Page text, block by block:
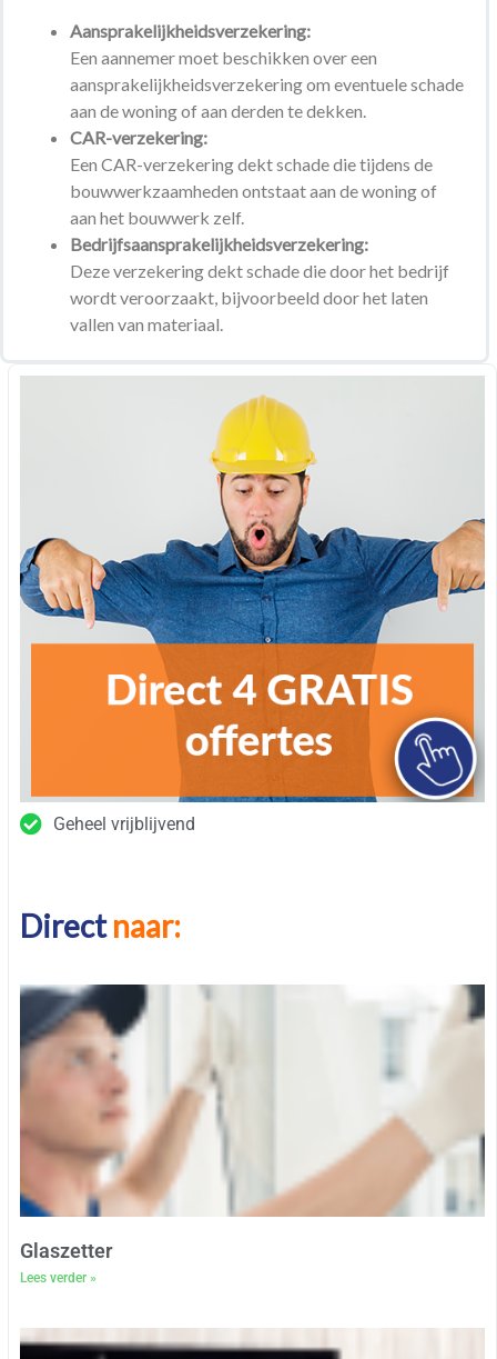
Aansprakelijkheidsverzekering:
Een aannemer moet beschikken over een
aansprakelijkheidsverzekering om eventuele schade
aan de woning of aan derden te dekken.
CAR-verzekering:
Een CAR-verzekering dekt schade die tijdens de
bouwwerkzaamheden ontstaat aan de woning of
aan het bouwwerk zelf.
Bedrijfsaansprakelijkheidsverzekering:
Deze verzekering dekt schade die door het bedrijf
wordt veroorzaakt, bijvoorbeeld door het laten
vallen van materiaal.
Geheel vrijblijvend
Directnaar:
Glaszetter
Lees verder »